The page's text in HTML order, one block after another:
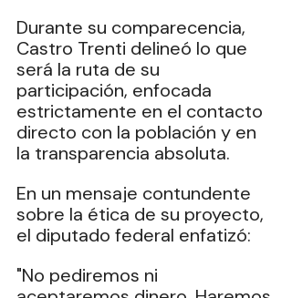
Durante su comparecencia,
Castro Trenti delineó lo que
será la ruta de su
participación, enfocada
estrictamente en el contacto
directo con la población y en
la transparencia absoluta.
En un mensaje contundente
sobre la ética de su proyecto,
el diputado federal enfatizó:
"No pediremos ni